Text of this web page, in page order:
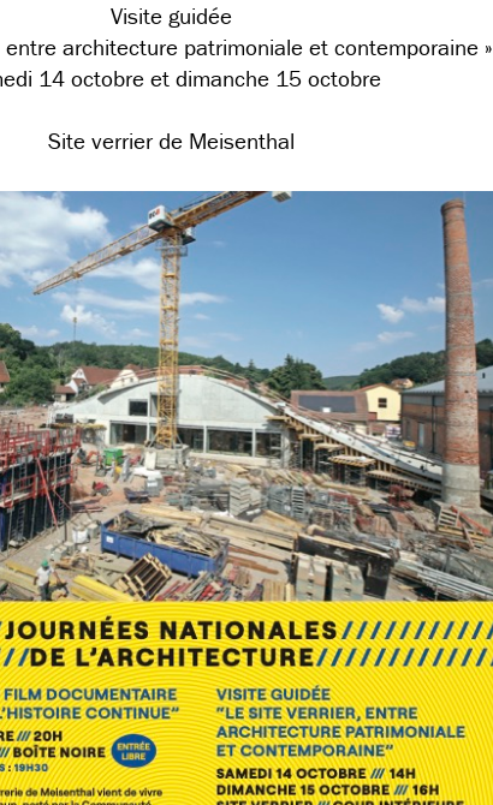
Visite guidée
entre architecture patrimoniale et contemporaine »
14 octobre et dimanche 15 octobre
Site verrier de Meisenthal